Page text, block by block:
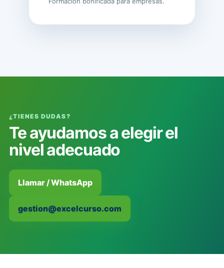
¿TIENES DUDAS?
Te ayudamos a elegir el
nivel adecuado
Llamar / WhatsApp
gestion@excelcurso.com